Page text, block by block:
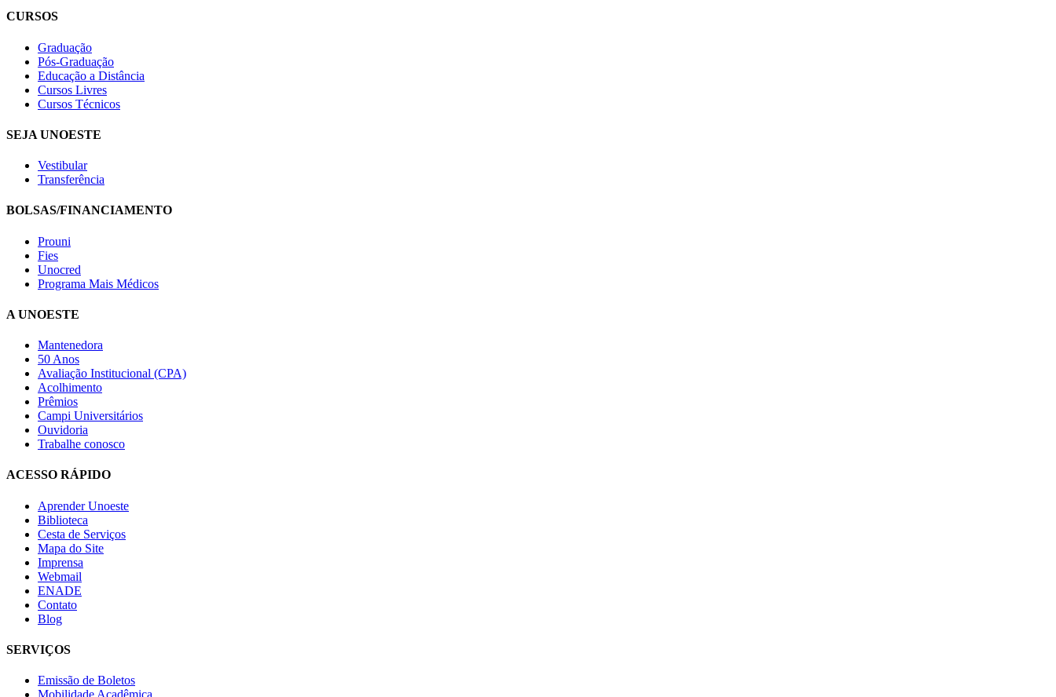
CURSOS
Graduação
Pós-Graduação
Educação a Distância
Cursos Livres
Cursos Técnicos
SEJA UNOESTE
Vestibular
Transferência
BOLSAS/FINANCIAMENTO
Prouni
Fies
Unocred
Programa Mais Médicos
A UNOESTE
Mantenedora
50 Anos
Avaliação Institucional (CPA)
Acolhimento
Prêmios
Campi Universitários
Ouvidoria
Trabalhe conosco
ACESSO RÁPIDO
Aprender Unoeste
Biblioteca
Cesta de Serviços
Mapa do Site
Imprensa
Webmail
ENADE
Contato
Blog
SERVIÇOS
Emissão de Boletos